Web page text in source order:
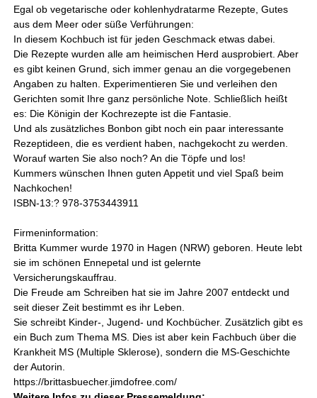
Egal ob vegetarische oder kohlenhydratarme Rezepte, Gutes
aus dem Meer oder süße Verführungen:
In diesem Kochbuch ist für jeden Geschmack etwas dabei.
Die Rezepte wurden alle am heimischen Herd ausprobiert. Aber
es gibt keinen Grund, sich immer genau an die vorgegebenen
Angaben zu halten. Experimentieren Sie und verleihen den
Gerichten somit Ihre ganz persönliche Note. Schließlich heißt
es: Die Königin der Kochrezepte ist die Fantasie.
Und als zusätzliches Bonbon gibt noch ein paar interessante
Rezeptideen, die es verdient haben, nachgekocht zu werden.
Worauf warten Sie also noch? An die Töpfe und los!
Kummers wünschen Ihnen guten Appetit und viel Spaß beim
Nachkochen!
ISBN-13:? 978-3753443911
Firmeninformation:
Britta Kummer wurde 1970 in Hagen (NRW) geboren. Heute lebt
sie im schönen Ennepetal und ist gelernte
Versicherungskauffrau.
Die Freude am Schreiben hat sie im Jahre 2007 entdeckt und
seit dieser Zeit bestimmt es ihr Leben.
Sie schreibt Kinder-, Jugend- und Kochbücher. Zusätzlich gibt es
ein Buch zum Thema MS. Dies ist aber kein Fachbuch über die
Krankheit MS (Multiple Sklerose), sondern die MS-Geschichte
der Autorin.
https://brittasbuecher.jimdofree.com/